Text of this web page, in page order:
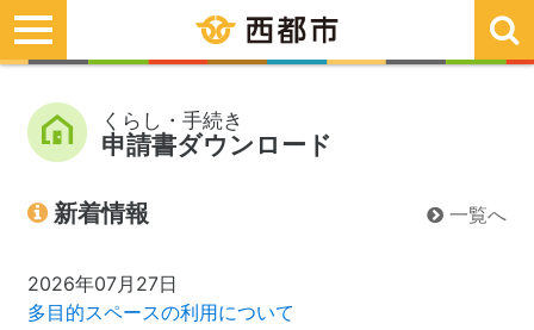
toggle
navigation
くらし・手続き
申請書ダウンロード
新着情報 一覧へ
2026年07月27日
多目的スペースの利用について